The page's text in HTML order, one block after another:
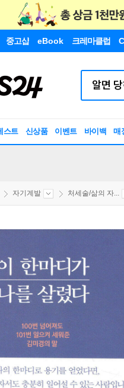
중고샵 eBook 크레마클럽
스트 신상품 이벤트 바이백 매
자기계발 처세술/삶의 자...